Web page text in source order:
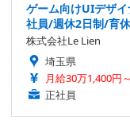
ゲーム向けUIデザ
社員/週休2日制/育
株式会社Le Lien
埼玉県
月給30万1,400円
正社員